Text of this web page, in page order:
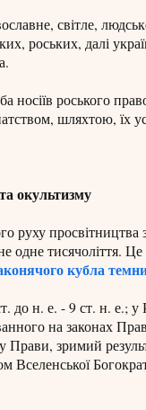
світле,
роських, далі
носіїв роського
шляхтою, їх
окультизму
руху просвітництва
одне тисячоліття.
кубла
до н. е. - 9 ст. н. е.;
на законах
Прави, зримий
Вселенської